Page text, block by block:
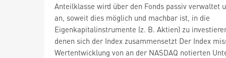
Anteilklasse wird über den Fonds passiv verwaltet
an, soweit dies möglich und machbar ist, in die
Eigenkapitalinstrumente (z. B. Aktien) zu
denen sich der Index zusammensetzt Der Index
Wertentwicklung von an der NASDAQ notierten